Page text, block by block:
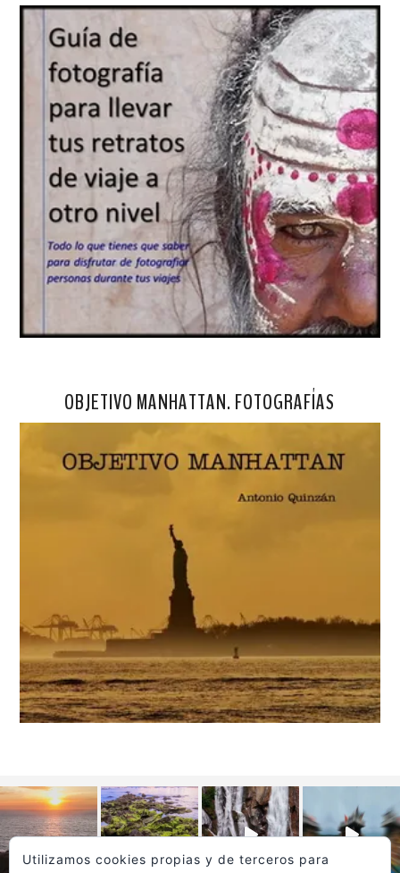
OBJETIVO MANHATTAN. FOTOGRAFÍAS
Utilizamos cookies propias y de terceros para